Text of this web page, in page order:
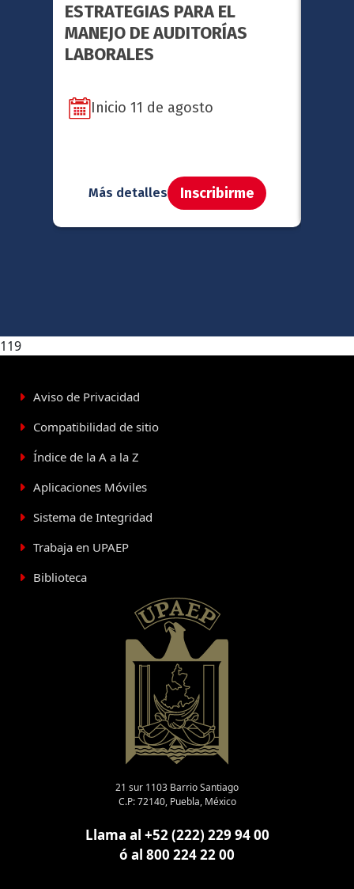
ESTRATEGIAS PARA EL
MANEJO DE AUDITORÍAS
LABORALES
Inicio 11 de agosto
Más detalles Inscribirme
119
Aviso de Privacidad
Compatibilidad de sitio
Índice de la A a la Z
Aplicaciones Móviles
Sistema de Integridad
Trabaja en UPAEP
Biblioteca
21 sur 1103 Barrio Santiago
C.P: 72140, Puebla, México
Llama al +52 (222) 229 94 00
ó al 800 224 22 00